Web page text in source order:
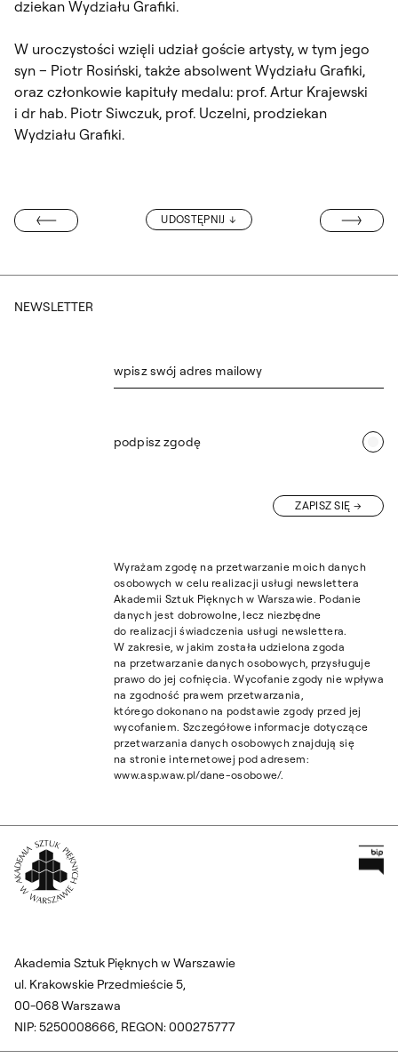
dziekan Wydziału Grafiki.
W uroczystości wzięli udział goście artysty, w tym jego
syn – Piotr Rosiński, także absolwent Wydziału Grafiki,
oraz członkowie kapituły medalu: prof. Artur Krajewski
i dr hab. Piotr Siwczuk, prof. Uczelni, prodziekan
Wydziału Grafiki.
UDOSTĘPNIJ
2024
OTWARTY
NEWSLETTER
wpisz swój adres mailowy
podpisz zgodę
ZAPISZ SIĘ
Wyrażam zgodę na przetwarzanie moich danych
osobowych w celu realizacji usługi newslettera
Akademii Sztuk Pięknych w Warszawie. Podanie
danych jest dobrowolne, lecz niezbędne
do realizacji świadczenia usługi newslettera.
W zakresie, w jakim została udzielona zgoda
na przetwarzanie danych osobowych, przysługuje
prawo do jej cofnięcia. Wycofanie zgody nie wpływa
na zgodność prawem przetwarzania,
którego dokonano na podstawie zgody przed jej
wycofaniem. Szczegółowe informacje dotyczące
przetwarzania danych osobowych znajdują się
na stronie internetowej pod adresem:
www.asp.waw.pl/dane-osobowe/.
Akademia Sztuk Pięknych w Warszawie
ul. Krakowskie Przedmieście 5,
00-068 Warszawa
NIP: 5250008666, REGON: 000275777